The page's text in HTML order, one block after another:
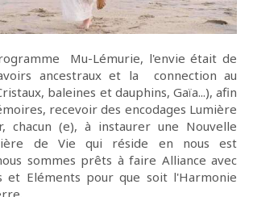
Mu-Lémurie, l'envie était de
ancestraux et la connection au
baleines et dauphins, Gaïa...), afin
recevoir des encodages Lumière
chacun (e), à instaurer une Nouvelle
de Vie qui réside en nous est
sommes prêts à faire Alliance avec
et Eléments pour que soit l'Harmonie